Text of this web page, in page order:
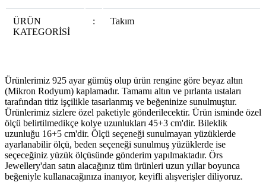
ÜRÜN
KATEGORİSİ
: Takım
Ürünlerimiz 925 ayar gümüş olup ürün rengine göre beyaz altın
(Mikron Rodyum) kaplamadır. Tamamı altın ve pırlanta ustaları
tarafından titiz işçilikle tasarlanmış ve beğeninize sunulmuştur.
Ürünlerimiz sizlere özel paketiyle gönderilecektir. Ürün isminde özel
ölçü belirtilmedikçe kolye uzunlukları 45+3 cm'dir. Bileklik
uzunluğu 16+5 cm'dir. Ölçü seçeneği sunulmayan yüzüklerde
ayarlanabilir ölçü, beden seçeneği sunulmuş yüzüklerde ise
seçeceğiniz yüzük ölçüsünde gönderim yapılmaktadır. Örs
Jewellery'dan satın alacağınız tüm ürünleri uzun yıllar boyunca
beğeniyle kullanacağınıza inanıyor, keyifli alışverişler diliyoruz.